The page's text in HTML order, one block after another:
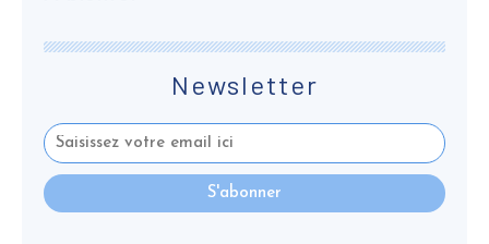
Newsletter